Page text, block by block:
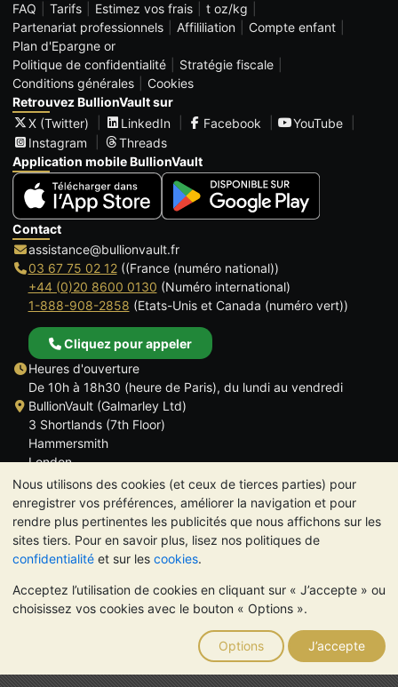
Nous utilisons des cookies (et ceux de tierces parties) pour
enregistrer vos préférences, améliorer la navigation et pour
rendre plus pertinentes les publicités que nous affichons sur les
sites tiers. Pour en savoir plus, lisez nos politiques de
confidentialité et sur les cookies.
Acceptez l’utilisation de cookies en cliquant sur « J’accepte » ou
choisissez vos cookies avec le bouton « Options ».
Options J’accepte
FAQ
Tarifs Estimez vos frais
t oz/kg
Partenariat professionnels
Affililiation
Compte enfant
Plan d'Epargne or
Politique de confidentialité
Stratégie fiscale
Conditions générales
Cookies
Retrouvez BullionVault sur
X (Twitter)
LinkedIn Facebook
YouTube
Instagram
Threads
Application mobile BullionVault
Contact
assistance@bullionvault.fr
03 67 75 02 12((France (numéro national))
+44 (0)20 8600 0130 (Numéro international)
1-888-908-2858 (Etats-Unis et Canada (numéro vert))
Cliquez pour appeler
Heures d'ouverture
De 10h à 18h30 (heure de Paris), du lundi au vendredi
BullionVault (Galmarley Ltd)
3 Shortlands (7th Floor)
Hammersmith
London
W6 8DA
ROYAUME UNI
TrustScore 4.6 | 534 avis
VEUILLEZ NOTER: La valeur des métaux précieux peut aussi
bien baisser qu'augmenter. Les tendances historiques ne
garantissent pas l'évolution future des cours. Rien sur les sites
Internet de BullionVault ou dans ses communications ne